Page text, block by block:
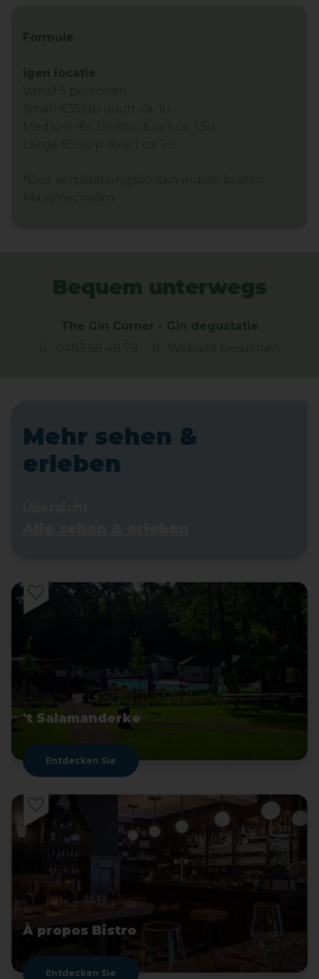
Formule
igen locatie
Vanaf 5 personen
Small €35/pp duurt ca. 1u
Medium €42,50/pp duurt ca. 1,5u
Large €50/pp duurt ca. 2u
*Excl. verplaatsingskosten indien buiten
Maasmechelen.
Bequem unterwegs
The Gin Corner - Gin degustatie
0483 68 48 78
Website besuchen
Mehr sehen &
erleben
't Salamanderke
Entdecken Sie
À propos Bistro
Entdecken Sie